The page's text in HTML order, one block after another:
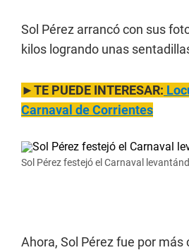
Sol Pérez arrancó con sus
kilos logrando unas
►TE PUEDE INTERESAR:
Carnaval de Corrientes
Sol Pérez festejó el Carnaval
Ahora, Sol Pérez fue por